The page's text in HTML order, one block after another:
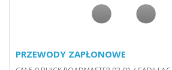
PRZEWODY ZAPŁONOWE